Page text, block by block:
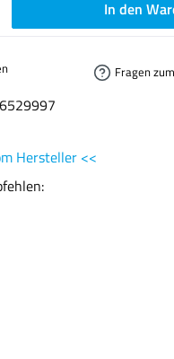
In den
Fragen
Hersteller <<